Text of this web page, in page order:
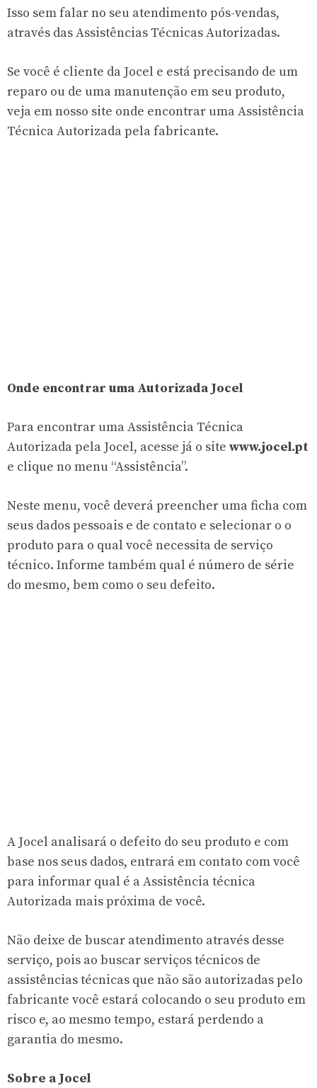
Isso sem falar no seu atendimento pós-vendas,
através das Assistências Técnicas Autorizadas.
Se você é cliente da Jocel e está precisando de um
reparo ou de uma manutenção em seu produto,
veja em nosso site onde encontrar uma Assistência
Técnica Autorizada pela fabricante.
Onde encontrar uma Autorizada Jocel
Para encontrar uma Assistência Técnica
Autorizada pela Jocel, acesse já o site www.jocel.pt
e clique no menu “Assistência”.
Neste menu, você deverá preencher uma ficha com
seus dados pessoais e de contato e selecionar o o
produto para o qual você necessita de serviço
técnico. Informe também qual é número de série
do mesmo, bem como o seu defeito.
A Jocel analisará o defeito do seu produto e com
base nos seus dados, entrará em contato com você
para informar qual é a Assistência técnica
Autorizada mais próxima de você.
Não deixe de buscar atendimento através desse
serviço, pois ao buscar serviços técnicos de
assistências técnicas que não são autorizadas pelo
fabricante você estará colocando o seu produto em
risco e, ao mesmo tempo, estará perdendo a
garantia do mesmo.
Sobre a Jocel